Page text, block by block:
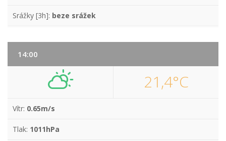
Srážky [3h]: beze srážek
14:00
21,4°C
Vítr: 0.65m/s
Tlak: 1011hPa